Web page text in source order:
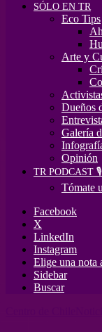
SÓLO EN TR
Eco Tips
Arte y
Dueños
Galería
Opinión
TR PODCAST 🎙️
Tómate
Facebook
X
LinkedIn
Instagram
Elige una nota
Sidebar
Buscar